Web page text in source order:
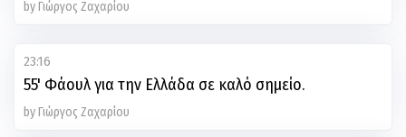
by Γιώργος Ζαχαρίου
23:16
55' Φάουλ για την Ελλάδα σε καλό σημείο.
by Γιώργος Ζαχαρίου